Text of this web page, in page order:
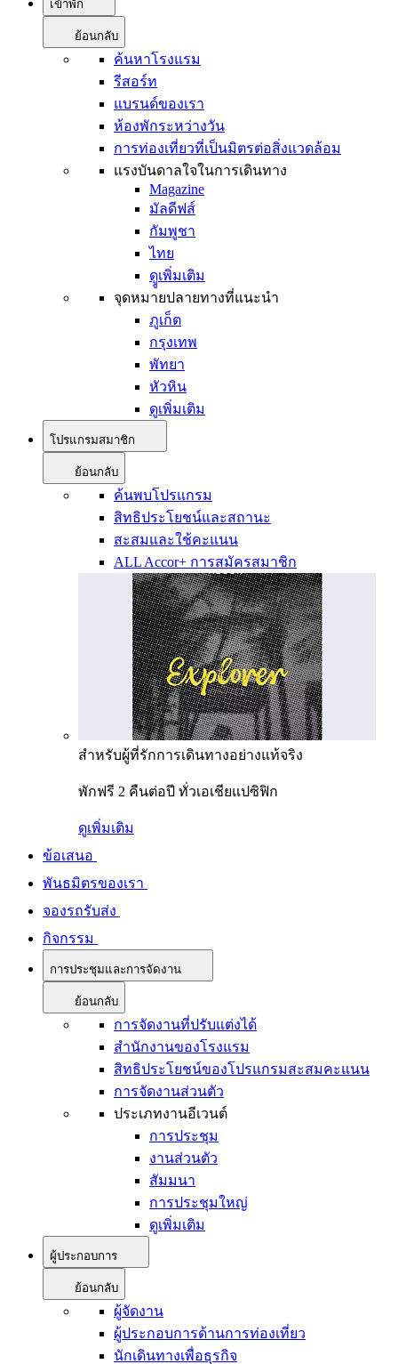
เข้าพัก
ย้อนกลับ
ค้นหาโรงแรม
รีสอร์ท
แบรนด์ของเรา
ห้องพักระหว่างวัน
การท่องเที่ยวที่เป็นมิตรต่อสิ่งแวดล้อม
แรงบันดาลใจในการเดินทาง
Magazine
มัลดีฟส์
กัมพูชา
ไทย
ดููเพิ่มเติม
จุดหมายปลายทางที่แนะนำ
ภูเก็ต
กรุงเทพ
พัทยา
หัวหิน
ดูเพิ่มเติม
โปรแกรมสมาชิก
ย้อนกลับ
ค้นพบโปรแกรม
สิทธิประโยชน์และสถานะ
สะสมและใช้คะแนน
ALL Accor+ การสมัครสมาชิก
สำหรับผู้ที่รักการเดินทางอย่างแท้จริง
พักฟรี 2 คืนต่อปี ทั่วเอเชียแปซิฟิก
ดูเพิ่มเติม
ข้อเสนอ
พันธมิตรของเรา
จองรถรับส่ง
กิจกรรม
การประชุมและการจัดงาน
ย้อนกลับ
การจัดงานที่ปรับแต่งได้
สำนักงานของโรงแรม
สิทธิประโยชน์ของโปรแกรมสะสมคะแนน
การจัดงานส่วนตัว
ประเภทงานอีเวนต์
การประชุม
งานส่วนตัว
สัมมนา
การประชุมใหญ่
ดูเพิ่มเติม
ผู้ประกอบการ
ย้อนกลับ
ผู้จัดงาน
ผู้ประกอบการด้านการท่องเที่ยว
นักเดินทางเพื่อธุรกิจ